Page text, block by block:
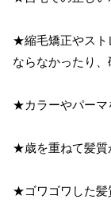
★縮毛矯正やスト
ならなかったり
★カラーやパーマ
★歳を重ねて髪質
★ゴワゴワした髪